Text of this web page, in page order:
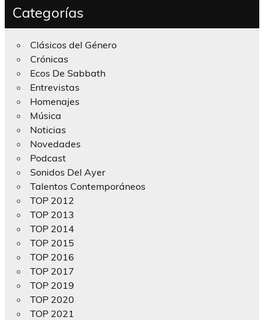
Categorías
Clásicos del Género
Crónicas
Ecos De Sabbath
Entrevistas
Homenajes
Música
Noticias
Novedades
Podcast
Sonidos Del Ayer
Talentos Contemporáneos
TOP 2012
TOP 2013
TOP 2014
TOP 2015
TOP 2016
TOP 2017
TOP 2019
TOP 2020
TOP 2021